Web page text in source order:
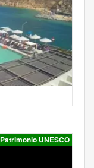
Patrimonio UNESCO